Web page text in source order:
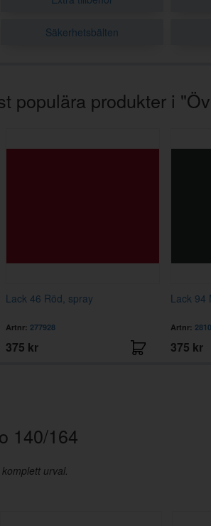
Säkerhetsbälten
populära produkter i
Lack 46 Röd, spray
Artnr: 277928
375 kr
Lack 94
Artnr:
375 kr
140/164
urval.